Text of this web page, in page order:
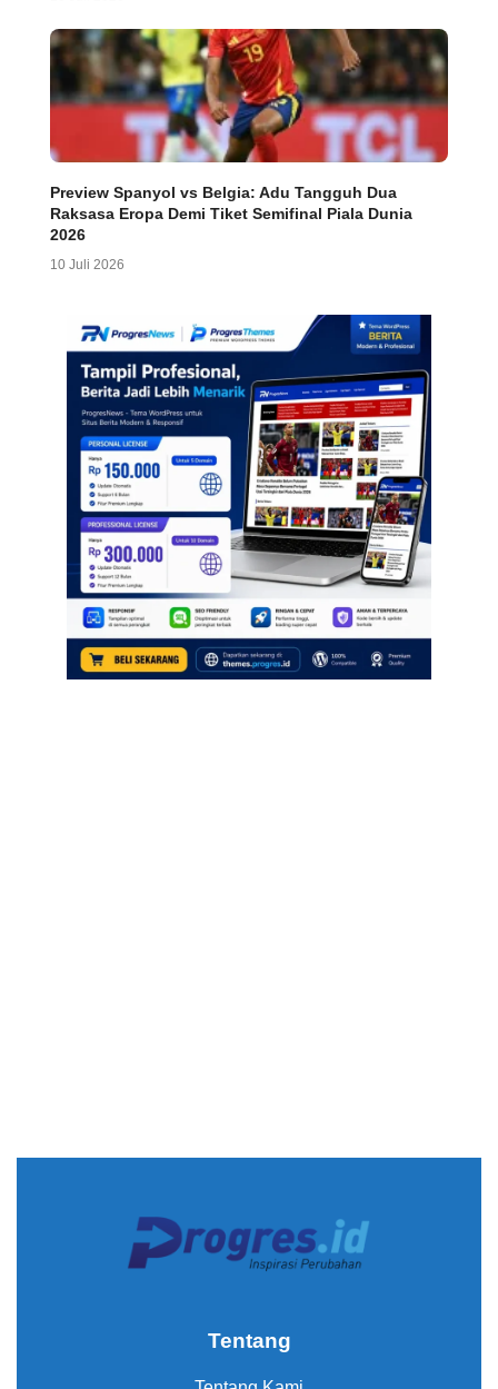
Preview Spanyol vs Belgia: Adu Tangguh Dua
Raksasa Eropa Demi Tiket Semifinal Piala Dunia
2026
10 Juli 2026
Tentang